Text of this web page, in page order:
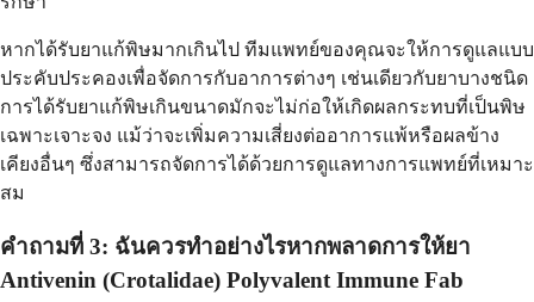
หากได้รับยาแก้พิษมากเกินไป ทีมแพทย์ของคุณจะให้การดูแลแบบ
ประคับประคองเพื่อจัดการกับอาการต่างๆ เช่นเดียวกับยาบางชนิด
การได้รับยาแก้พิษเกินขนาดมักจะไม่ก่อให้เกิดผลกระทบที่เป็นพิษ
เฉพาะเจาะจง แม้ว่าจะเพิ่มความเสี่ยงต่ออาการแพ้หรือผลข้าง
เคียงอื่นๆ ซึ่งสามารถจัดการได้ด้วยการดูแลทางการแพทย์ที่เหมาะ
สม
คำถามที่ 3: ฉันควรทำอย่างไรหากพลาดการให้ยา
Antivenin (Crotalidae) Polyvalent Immune Fab